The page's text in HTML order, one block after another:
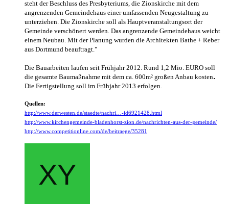
steht der Beschluss des Presbyteriums, die Zionskirche mit dem
angrenzenden Gemeindehaus einer umfassenden Neugestaltung zu
unterziehen. Die Zionskirche soll als Hauptveranstaltungsort der
Gemeinde verschönert werden. Das angrenzende Gemeindehaus weicht
einem Neubau. Mit der Planung wurden die Architekten Bathe + Reber
aus Dortmund beauftragt."
Die Bauarbeiten laufen seit Frühjahr 2012. Rund 1,2 Mio. EURO soll
die gesamte Baumaßnahme mit dem ca. 600m² großen Anbau kosten.
Die Fertigstellung soll im Frühjahr 2013 erfolgen.
Quellen:
http://www.derwesten.de/staedte/nachri…-id6921428.html
http://www.kirchengemeinde-bladenhorst-zion.de/nachrichten-aus-der-gemeinde/
http://www.competitionline.com/de/beitraege/35281